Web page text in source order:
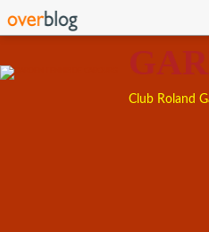
Club Roland